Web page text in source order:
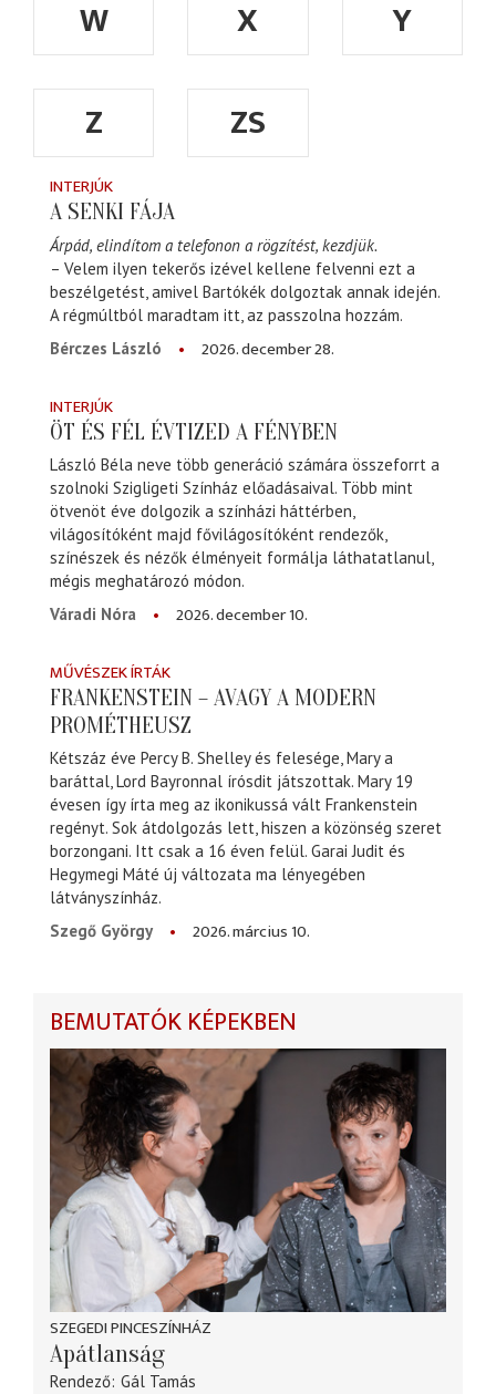
W
X
Y
Z
ZS
INTERJÚK
A SENKI FÁJA
Árpád, elindítom a telefonon a rögzítést, kezdjük.
– Velem ilyen tekerős izével kellene felvenni ezt a
beszélgetést, amivel Bartókék dolgoztak annak idején.
A régmúltból maradtam itt, az passzolna hozzám.
Bérczes László
2026. december 28.
INTERJÚK
ÖT ÉS FÉL ÉVTIZED A FÉNYBEN
László Béla neve több generáció számára összeforrt a
szolnoki Szigligeti Színház előadásaival. Több mint
ötvenöt éve dolgozik a színházi háttérben,
világosítóként majd fővilágosítóként rendezők,
színészek és nézők élményeit formálja láthatatlanul,
mégis meghatározó módon.
Váradi Nóra
2026. december 10.
MŰVÉSZEK ÍRTÁK
FRANKENSTEIN – AVAGY A MODERN
PROMÉTHEUSZ
Kétszáz éve Percy B. Shelley és felesége, Mary a
baráttal, Lord Bayronnal írósdit játszottak. Mary 19
évesen így írta meg az ikonikussá vált Frankenstein
regényt. Sok átdolgozás lett, hiszen a közönség szeret
borzongani. Itt csak a 16 éven felül. Garai Judit és
Hegymegi Máté új változata ma lényegében
látványszínház.
Szegő György
2026. március 10.
BEMUTATÓK KÉPEKBEN
SZEGEDI PINCESZÍNHÁZ
Apátlanság
Rendező Gál Tamás